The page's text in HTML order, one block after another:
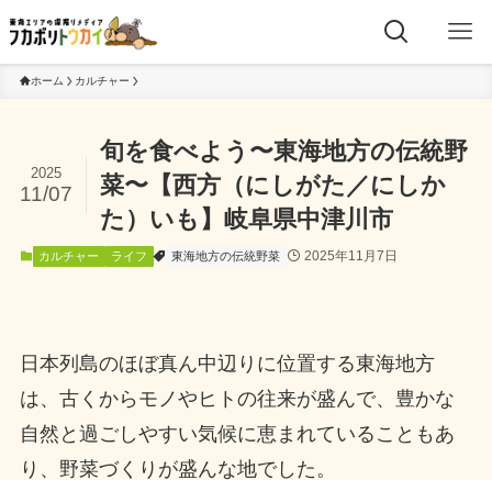
ホーム カルチャー
旬を食べよう〜東海地方の伝統野
菜〜【西方（にしがた／にしか
た）いも】岐阜県中津川市
2025
11/07
カルチャー ライフ 東海地方の伝統野菜 2025年11月7日
日本列島のほぼ真ん中辺りに位置する東海地方
は、古くからモノやヒトの往来が盛んで、豊かな
自然と過ごしやすい気候に恵まれていることもあ
り、野菜づくりが盛んな地でした。